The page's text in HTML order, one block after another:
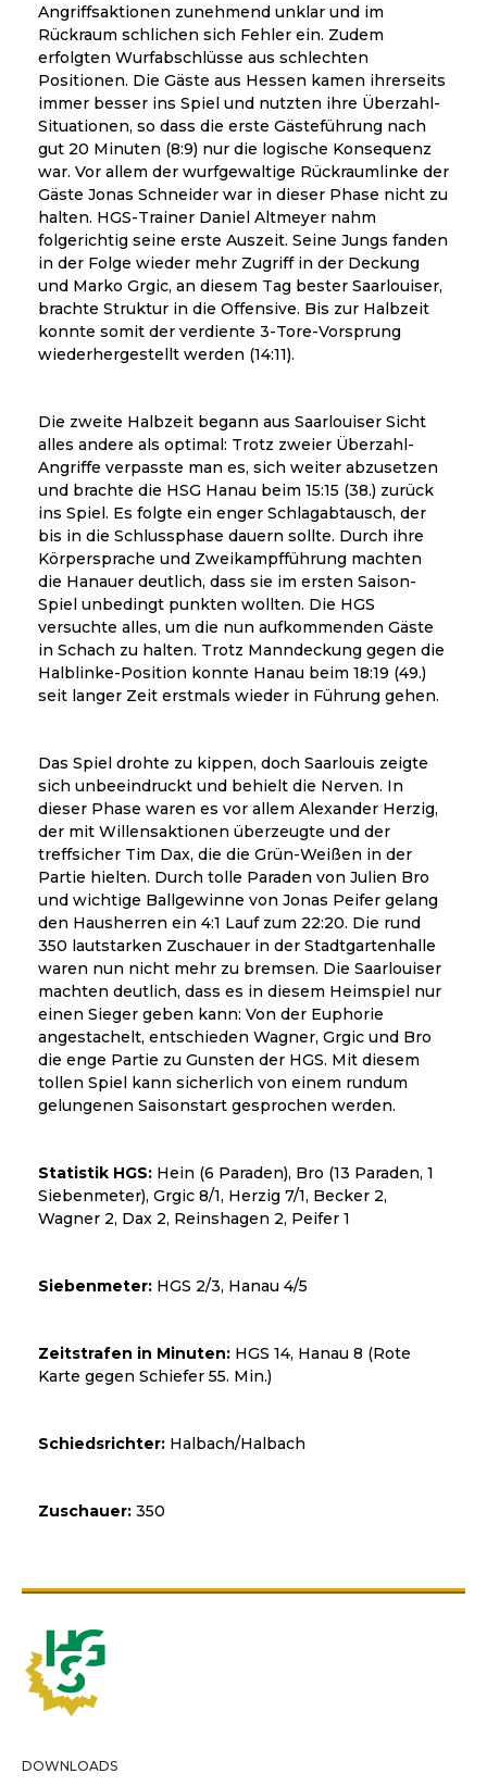
Angriffsaktionen zunehmend unklar und im
Rückraum schlichen sich Fehler ein. Zudem
erfolgten Wurfabschlüsse aus schlechten
Positionen. Die Gäste aus Hessen kamen ihrerseits
immer besser ins Spiel und nutzten ihre Überzahl-
Situationen, so dass die erste Gästeführung nach
gut 20 Minuten (8:9) nur die logische Konsequenz
war. Vor allem der wurfgewaltige Rückraumlinke der
Gäste Jonas Schneider war in dieser Phase nicht zu
halten. HGS-Trainer Daniel Altmeyer nahm
folgerichtig seine erste Auszeit. Seine Jungs fanden
in der Folge wieder mehr Zugriff in der Deckung
und Marko Grgic, an diesem Tag bester Saarlouiser,
brachte Struktur in die Offensive. Bis zur Halbzeit
konnte somit der verdiente 3-Tore-Vorsprung
wiederhergestellt werden (14:11).
Die zweite Halbzeit begann aus Saarlouiser Sicht
alles andere als optimal: Trotz zweier Überzahl-
Angriffe verpasste man es, sich weiter abzusetzen
und brachte die HSG Hanau beim 15:15 (38.) zurück
ins Spiel. Es folgte ein enger Schlagabtausch, der
bis in die Schlussphase dauern sollte. Durch ihre
Körpersprache und Zweikampfführung machten
die Hanauer deutlich, dass sie im ersten Saison-
Spiel unbedingt punkten wollten. Die HGS
versuchte alles, um die nun aufkommenden Gäste
in Schach zu halten. Trotz Manndeckung gegen die
Halblinke-Position konnte Hanau beim 18:19 (49.)
seit langer Zeit erstmals wieder in Führung gehen.
Das Spiel drohte zu kippen, doch Saarlouis zeigte
sich unbeeindruckt und behielt die Nerven. In
dieser Phase waren es vor allem Alexander Herzig,
der mit Willensaktionen überzeugte und der
treffsicher Tim Dax, die die Grün-Weißen in der
Partie hielten. Durch tolle Paraden von Julien Bro
und wichtige Ballgewinne von Jonas Peifer gelang
den Hausherren ein 4:1 Lauf zum 22:20. Die rund
350 lautstarken Zuschauer in der Stadtgartenhalle
waren nun nicht mehr zu bremsen. Die Saarlouiser
machten deutlich, dass es in diesem Heimspiel nur
einen Sieger geben kann: Von der Euphorie
angestachelt, entschieden Wagner, Grgic und Bro
die enge Partie zu Gunsten der HGS. Mit diesem
tollen Spiel kann sicherlich von einem rundum
gelungenen Saisonstart gesprochen werden.
Statistik HGS: Hein (6 Paraden), Bro (13 Paraden, 1
Siebenmeter), Grgic 8/1, Herzig 7/1, Becker 2,
Wagner 2, Dax 2, Reinshagen 2, Peifer 1
Siebenmeter: HGS 2/3, Hanau 4/5
Zeitstrafen in Minuten: HGS 14, Hanau 8 (Rote
Karte gegen Schiefer 55. Min.)
Schiedsrichter: Halbach/Halbach
Zuschauer: 350
DOWNLOADS